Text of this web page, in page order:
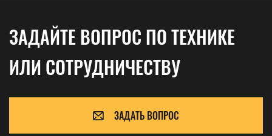
ЗАДАЙТЕ ВОПРОС ПО ТЕХНИКЕ
ИЛИ СОТРУДНИЧЕСТВУ
ЗАДАТЬ ВОПРОС